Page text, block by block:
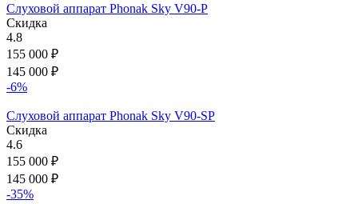
Слуховой аппарат Phonak Sky V90-P
Скидка
4.8
155 000 ₽
145 000 ₽
-6%
Слуховой аппарат Phonak Sky V90-SP
Скидка
4.6
155 000 ₽
145 000 ₽
-35%